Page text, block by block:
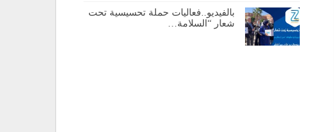
بالفيديو..فعاليات حملة تحسيسية تحت
شعار “السلامة…